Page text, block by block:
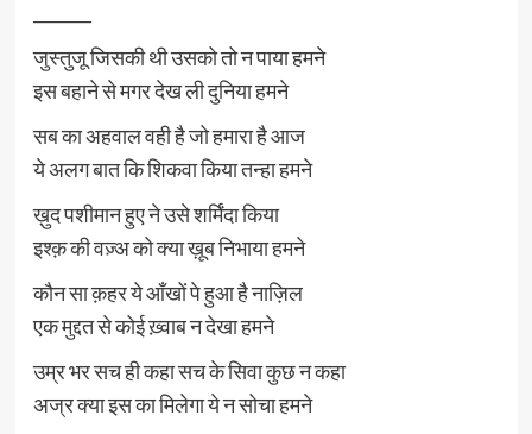
जुस्तुजू जिसकी थी उसको तो न पाया हमने
इस बहाने से मगर देख ली दुनिया हमने
सब का अहवाल वही है जो हमारा है आज
ये अलग बात कि शिकवा किया तन्हा हमने
ख़ुद पशीमान हुए ने उसे शर्मिंदा किया
इश्क़ की वज़्अ को क्या ख़ूब निभाया हमने
कौन सा क़हर ये आँखों पे हुआ है नाज़िल
एक मुद्दत से कोई ख़्वाब न देखा हमने
उम्र भर सच ही कहा सच के सिवा कुछ न कहा
अज्र क्या इस का मिलेगा ये न सोचा हमने